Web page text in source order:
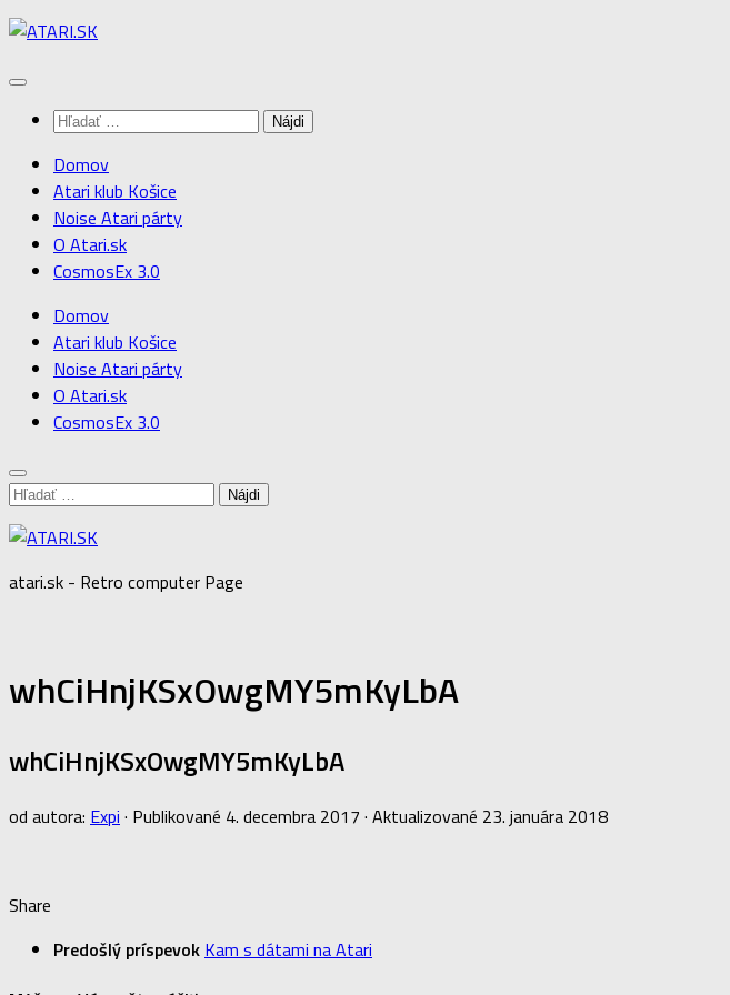
Preskočiť
obsah
Hľadať:
Domov
Atari klub Košice
Noise Atari párty
O Atari.sk
CosmosEx 3.0
Domov
Atari klub Košice
Noise Atari párty
O Atari.sk
CosmosEx 3.0
Hľadať:
atari.sk - Retro computer Page
whCiHnjKSxOwgMY5mKyLbA
whCiHnjKSxOwgMY5mKyLbA
od autora: Expi · Publikované 4. decembra 2017 · Aktualizované 23. januára 2018
Share
Predošlý príspevok Kam s dátami na Atari